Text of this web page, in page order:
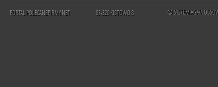
PORTAL POLECANEFIRMY.NET 83-320 KISTOWO 8 © SYSTEM AGATA